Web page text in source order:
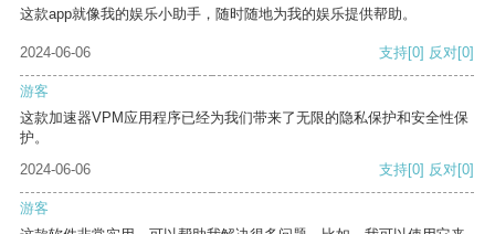
这款app就像我的娱乐小助手，随时随地为我的娱乐提供帮助。
2024-06-06 支持[0] 反对[0]
游客
这款加速器VPM应用程序已经为我们带来了无限的隐私保护和安全性保
护。
2024-06-06
支持[0] 反对[0]
游客